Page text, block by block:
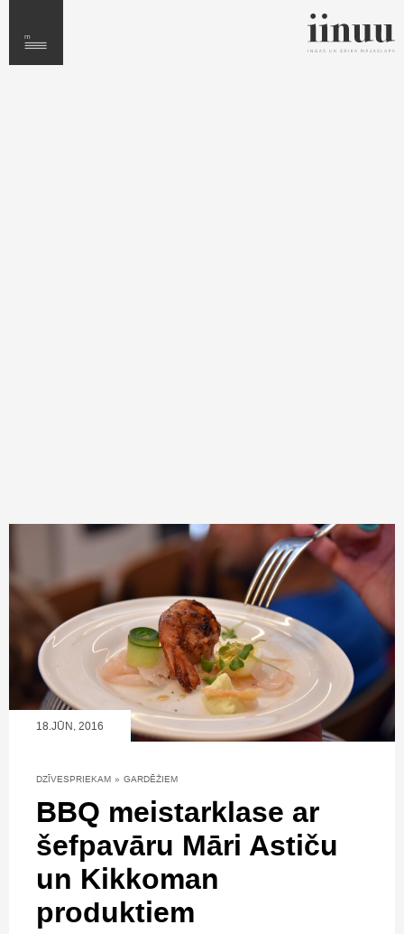
18.JŪN, 2016
DZĪVESPRIEKAM » GARDĒŽIEM
BBQ meistarklase ar
šefpavāru Māri Astiču
un Kikkoman
produktiem